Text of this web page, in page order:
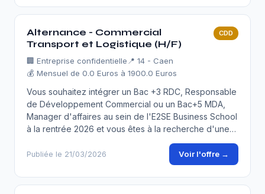
Alternance - Commercial
Transport et Logistique (H/F)
CDD
🏢 Entreprise confidentielle 📍 14 - Caen
💰 Mensuel de 0.0 Euros à 1900.0 Euros
Vous souhaitez intégrer un Bac +3 RDC, Responsable
de Développement Commercial ou un Bac+5 MDA,
Manager d'affaires au sein de l'E2SE Business School
à la rentrée 2026 et vous êtes à la recherche d'une…
Publiée le 21/03/2026 Voir l'offre →